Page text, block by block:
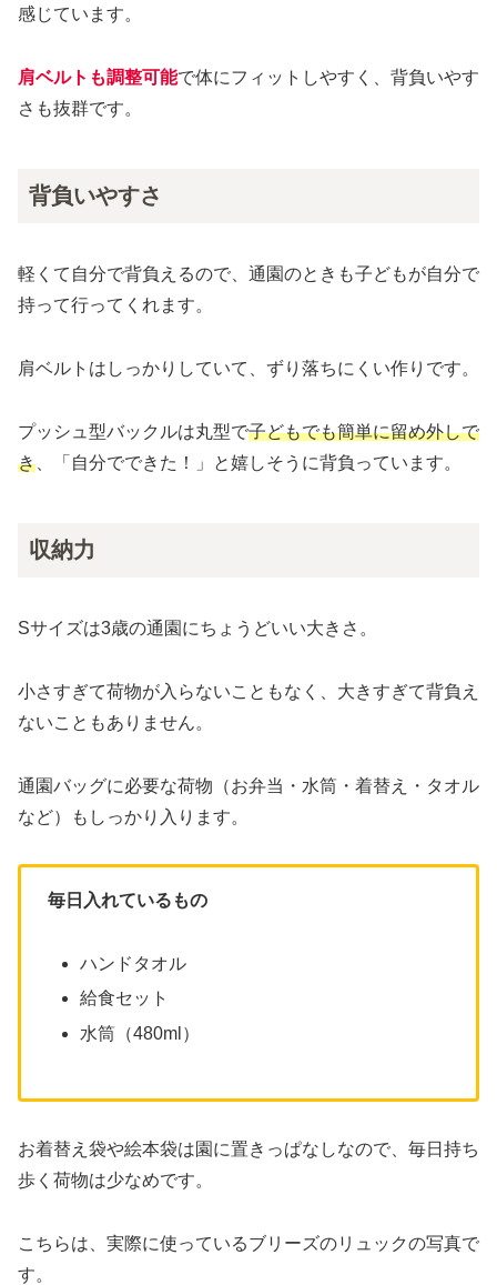
感じています。
肩ベルトも調整可能で体にフィットしやすく、背負いやす
さも抜群です。
背負いやすさ
軽くて自分で背負えるので、通園のときも子どもが自分で
持って行ってくれます。
肩ベルトはしっかりしていて、ずり落ちにくい作りです。
プッシュ型バックルは丸型で子どもでも簡単に留め外しで
き 、「自分でできた！」と嬉しそうに背負っています。
収納力
Sサイズは3歳の通園にちょうどいい大きさ。
小さすぎて荷物が入らないこともなく、大きすぎて背負え
ないこともありません。
通園バッグに必要な荷物（お弁当・水筒・着替え・タオル
など）もしっかり入ります。
毎日入れているもの
ハンドタオル
給食セット
水筒（480ml）
お着替え袋や絵本袋は園に置きっぱなしなので、毎日持ち
歩く荷物は少なめです。
こちらは、実際に使っているブリーズのリュックの写真で
す。